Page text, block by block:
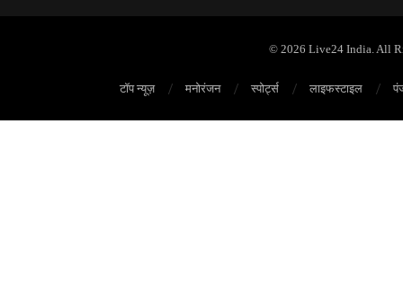
© 2026 Live24 India. All
टॉप न्यूज़ मनोरंजन स्पोर्ट्स लाइफस्टाइल